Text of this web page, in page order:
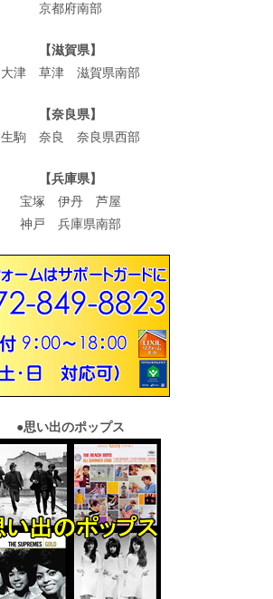
京都府南部
【滋賀県】
大津 草津 滋賀県南部
【奈良県】
生駒 奈良 奈良県西部
【兵庫県】
宝塚 伊丹 芦屋
神戸 兵庫県南部
●思い出のポップス